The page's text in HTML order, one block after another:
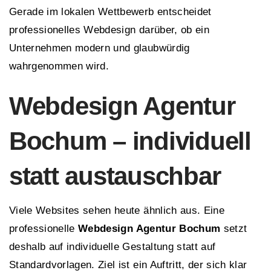
Gerade im lokalen Wettbewerb entscheidet
professionelles Webdesign darüber, ob ein
Unternehmen modern und glaubwürdig
wahrgenommen wird.
Webdesign Agentur
Bochum – individuell
statt austauschbar
Viele Websites sehen heute ähnlich aus. Eine
professionelleWebdesign Agentur Bochum setzt
deshalb auf individuelle Gestaltung statt auf
Standardvorlagen. Ziel ist ein Auftritt, der sich klar